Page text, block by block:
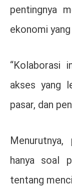
pentingnya
ekonomi
“Kolaborasi
akses yang
pasar, dan
hanya soal
tentang